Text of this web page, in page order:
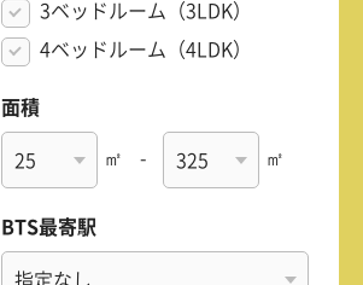
3ベッドルーム（3LDK）
4ベッドルーム（4LDK）
面積
㎡ - ㎡
BTS最寄駅